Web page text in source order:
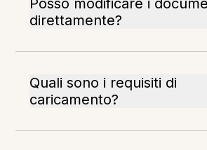
Posso modificare i
direttamente?
Quali sono i requisiti di
caricamento?